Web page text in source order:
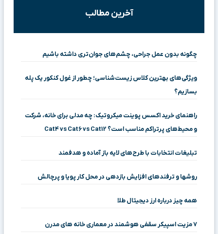
آخرین مطالب
چگونه بدون عمل جراحی، چشم‌های جوان‌تری داشته باشیم
ویژگی‌های بهترین کلاس زیست‌شناسی؛ چطور از غول کنکور یک پله
بسازیم؟
راهنمای خرید اکسس پوینت میکروتیک: چه مدلی برای خانه، شرکت
و محیط‌های پرتراکم مناسب است؟ Cat4 vs Cat6 vs Cat12
تبلیغات انتخابات با طرح‌های لایه باز آماده و هدفمند
روشها و ترفندهای افزایش بازدهی در محل کار پویا و پرچالش
همه چیز درباره ارز دیجیتال طلا
۷ مزیت اسپیکر سقفی هوشمند در معماری خانه‌ های مدرن